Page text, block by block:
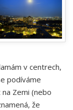
v centrech,
podíváme
Zemi (nebo
že